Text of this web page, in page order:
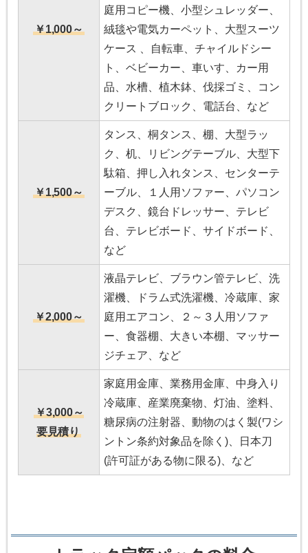
￥1,000～
庭用コピー機、小型シュレッダー、
絨毯や電気カーペット、大型スーツ
ケース 、自転車、チャイルドシー
ト、ベビーカー、車いす、カー用
品、水槽、植木鉢、伐採ゴミ、コン
クリートブロック、電話台、など
￥1,500～
タンス、桐タンス、棚、大型ラッ
ク、机、リビングテーブル、大型下
駄箱、押し入れタンス、センターテ
ーブル、１人用ソファー、パソコン
デスク、鏡台ドレッサー、テレビ
台、テレビボード、サイドボード、
など
￥2,000～
液晶テレビ、ブラウン管テレビ、洗
濯機、ドラム式洗濯機、冷蔵庫、家
庭用エアコン、２～３人用ソファ
ー、食器棚、大きい本棚、マッサー
ジチェア、など
￥3,000～
要見積り
家庭用金庫、業務用金庫、中身入り
冷蔵庫、産業廃棄物、灯油、塗料、
糖尿病の注射器、動物のはく製(ワシ
ントン条約対象品を除く)、日本刀
(許可証がある物に限る)、など